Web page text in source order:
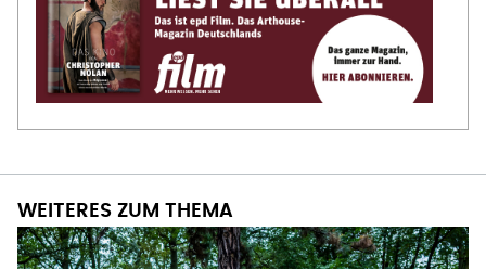
WEITERES ZUM THEMA